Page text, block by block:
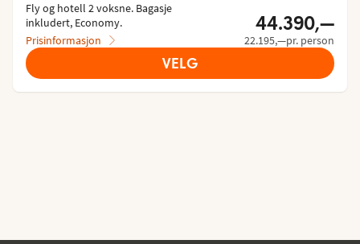
Fly og hotell 2 voksne. Bagasje
inkludert, Economy.
Prisinformasjon
44.390,—
22.195,—pr. person
VELG